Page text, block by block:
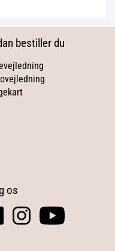
bestiller du
os
facebook
square
instagramyoutube